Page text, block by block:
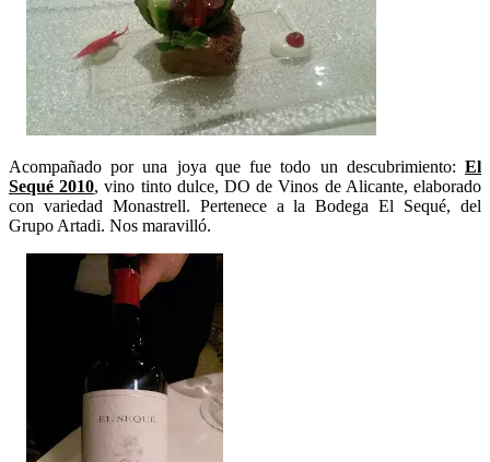
Acompañado por una joya que fue todo un descubrimiento: El
Sequé 2010, vino tinto dulce, DO de Vinos de Alicante, elaborado
con variedad Monastrell. Pertenece a la Bodega El Sequé, del
Grupo Artadi. Nos maravilló.